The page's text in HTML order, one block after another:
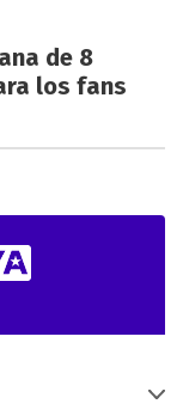
de 8
los fans